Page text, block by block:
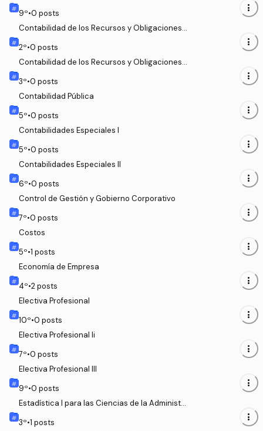
9º•0 posts more_vert
Contabilidad de los Recursos y Obligaciones
2º•0 posts more_vert
Contabilidad de los Recursos y Obligaciones
3º•0 posts more_vert
Contabilidad Pública
5º•0 posts more_vert
Contabilidades Especiales I
5º•0 posts more_vert
Contabilidades Especiales II
6º•0 posts more_vert
Control de Gestión y Gobierno Corporativo
7º•0 posts more_vert
Costos
5º•1 posts more_vert
Economía de Empresa
4º•2posts more_vert
Electiva Profesional
10º•0 posts more_vert
Electiva Profesional Ii
7º•0 posts more_vert
Electiva Profesional III
9º•0 posts more_vert
Estadística I para las Ciencias de la Administr
3º•1 posts more_vert